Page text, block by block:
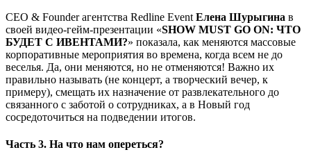
CEO & Founder агентства Redline Event Елена Шурыгина в
своей видео-гейм-презентации «SHOW MUST GO ON: ЧТО
БУДЕТ С ИВЕНТАМИ?» показала, как меняются массовые
корпоративные мероприятия во времена, когда всем не до
веселья. Да, они меняются, но не отменяются! Важно их
правильно называть (не концерт, а творческий вечер, к
примеру), смещать их назначение от развлекательного до
связанного с заботой о сотрудниках, а в Новый год
сосредоточиться на подведении итогов.
Часть 3. На что нам опереться?